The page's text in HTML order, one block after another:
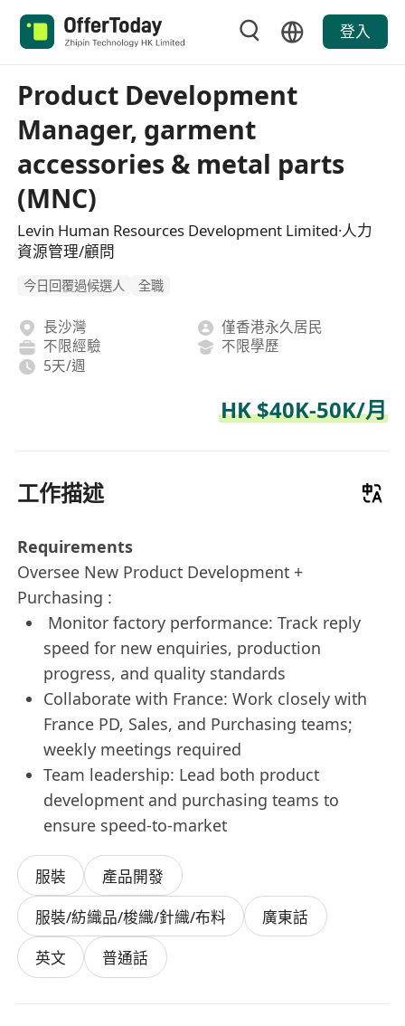
登入
Product Development
Manager, garment
accessories & metal parts
(MNC)
Levin Human Resources Development Limited·人力
資源管理/顧問
今日回覆過候選人 全職
長沙灣
僅香港永久居民
不限經驗
不限學歷
5天/週
HK $40K-50K/月
工作描述
Requirements
Oversee New Product Development +
Purchasing :
Monitor factory performance: Track reply
speed for new enquiries, production
progress, and quality standards
Collaborate with France: Work closely with
France PD, Sales, and Purchasing teams;
weekly meetings required
Team leadership: Lead both product
development and purchasing teams to
ensure speed-to-market
服裝
產品開發
服裝/紡織品/梭織/針織/布料
廣東話
英文
普通話